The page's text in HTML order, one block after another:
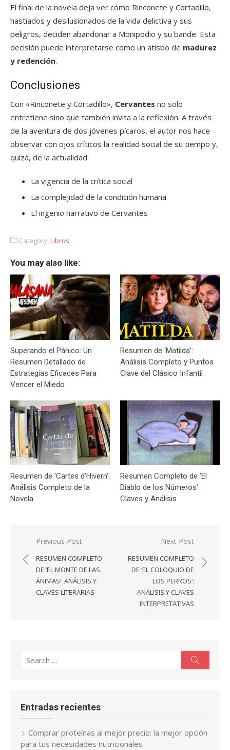
El final de la novela deja ver cómo Rinconete y Cortadillo,
hastiados y desilusionados de la vida delictiva y sus
peligros, deciden abandonar a Monipodio y su bande. Esta
decisión puede interpretarse como un atisbo de madurez
y redención.
Conclusiones
Con «Rinconete y Cortadillo», Cervantes no solo
entretiene sino que también invita a la reflexión. A través
de la aventura de dos jóvenes pícaros, el autor nos hace
observar con ojos críticos la realidad social de su tiempo y,
quizá, de la actualidad.
La vigencia de la crítica social
La complejidad de la condición humana
El ingenio narrativo de Cervantes
Category: Libros
You may also like:
Superando el Pánico: Un
Resumen Detallado de
Estrategias Eficaces Para
Vencer el Miedo
Resumen de ‘Matilda’:
Análisis Completo y Puntos
Clave del Clásico Infantil
Resumen de ‘Cartes d’Hivern’:
Análisis Completo de la
Novela
Resumen Completo de ‘El
Diablo de los Números’:
Claves y Análisis
Navegación
de
entradas
Previous Post
RESUMEN COMPLETO
DE ‘EL MONTE DE LAS
ÁNIMAS’: ANÁLISIS Y
CLAVES LITERARIAS
Next Post
RESUMEN COMPLETO
DE ‘EL COLOQUIO DE
LOS PERROS’:
ANÁLISIS Y CLAVES
INTERPRETATIVAS
Search
Entradas recientes
Comprar proteínas al mejor precio: la mejor opción
para tus necesidades nutricionales